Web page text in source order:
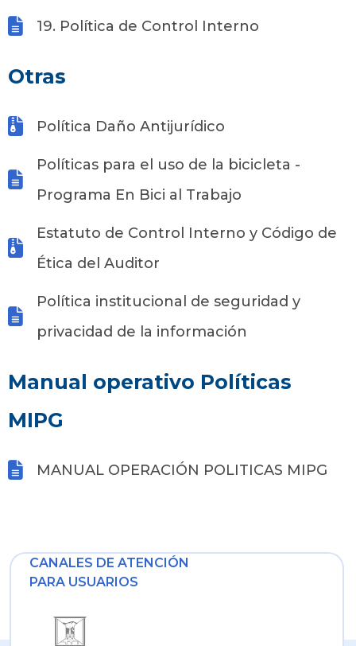
19. Política de Control Interno
Otras
Política Daño Antijurídico
Políticas para el uso de la bicicleta -
Programa En Bici al Trabajo
Estatuto de Control Interno y Código de
Ética del Auditor
Política institucional de seguridad y
privacidad de la información
Manual operativo Políticas
MIPG
MANUAL OPERACIÓN POLITICAS MIPG
CANALES DE ATENCIÓN
PARA USUARIOS